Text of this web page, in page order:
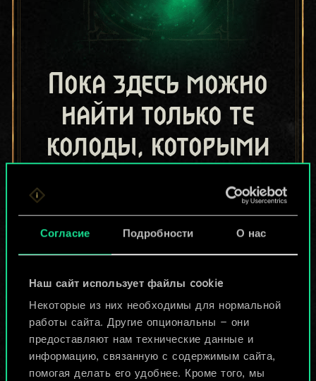
Согласие Подробности О нас
Наш сайт использует файлы cookie
Некоторые из них необходимы для нормальной
работы сайта. Другие опциональны — они
предоставляют нам технические данные и
информацию, связанную с содержимым сайта,
помогая делать его удобнее. Кроме того, мы
Пока здесь можно
найти только те
колоды, которыми
игроки.
Но их может быть
Назвать колоду и описать её
Изменить колоду